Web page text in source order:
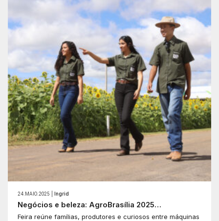
24.MAIO.2025 | Ingrid
Negócios e beleza: AgroBrasília 2025…
Feira reúne famílias, produtores e curiosos entre máquinas